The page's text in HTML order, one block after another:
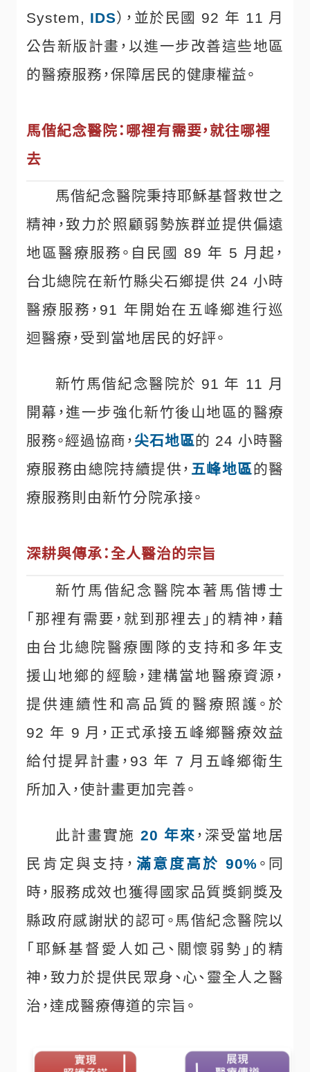
System, IDS），並於民國 92 年 11 月
公告新版計畫，以進一步改善這些地區
的醫療服務，保障居民的健康權益。
馬偕紀念醫院：哪裡有需要，就往哪裡
去
馬偕紀念醫院秉持耶穌基督救世之
精神，致力於照顧弱勢族群並提供偏遠
地區醫療服務。自民國 89 年 5 月起，
台北總院在新竹縣尖石鄉提供 24 小時
醫療服務，91 年開始在五峰鄉進行巡
迴醫療，受到當地居民的好評。
新竹馬偕紀念醫院於 91 年 11 月
開幕，進一步強化新竹後山地區的醫療
服務。經過協商， 尖石地區的 24 小時醫
療服務由總院持續提供， 五峰地區的醫
療服務則由新竹分院承接。
深耕與傳承：全人醫治的宗旨
新竹馬偕紀念醫院本著馬偕博士
「那裡有需要，就到那裡去」的精神，藉
由台北總院醫療團隊的支持和多年支
援山地鄉的經驗，建構當地醫療資源，
提供連續性和高品質的醫療照護。於
92 年 9 月，正式承接五峰鄉醫療效益
給付提昇計畫，93 年 7 月五峰鄉衛生
所加入，使計畫更加完善。
此計畫實施 20 年來 ，深受當地居
民肯定與支持， 滿意度高於 90% 。同
時，服務成效也獲得國家品質獎銅獎及
縣政府感謝狀的認可。馬偕紀念醫院以
「耶穌基督愛人如己、關懷弱勢」的精
神，致力於提供民眾身、心、靈全人之醫
治，達成醫療傳道的宗旨。